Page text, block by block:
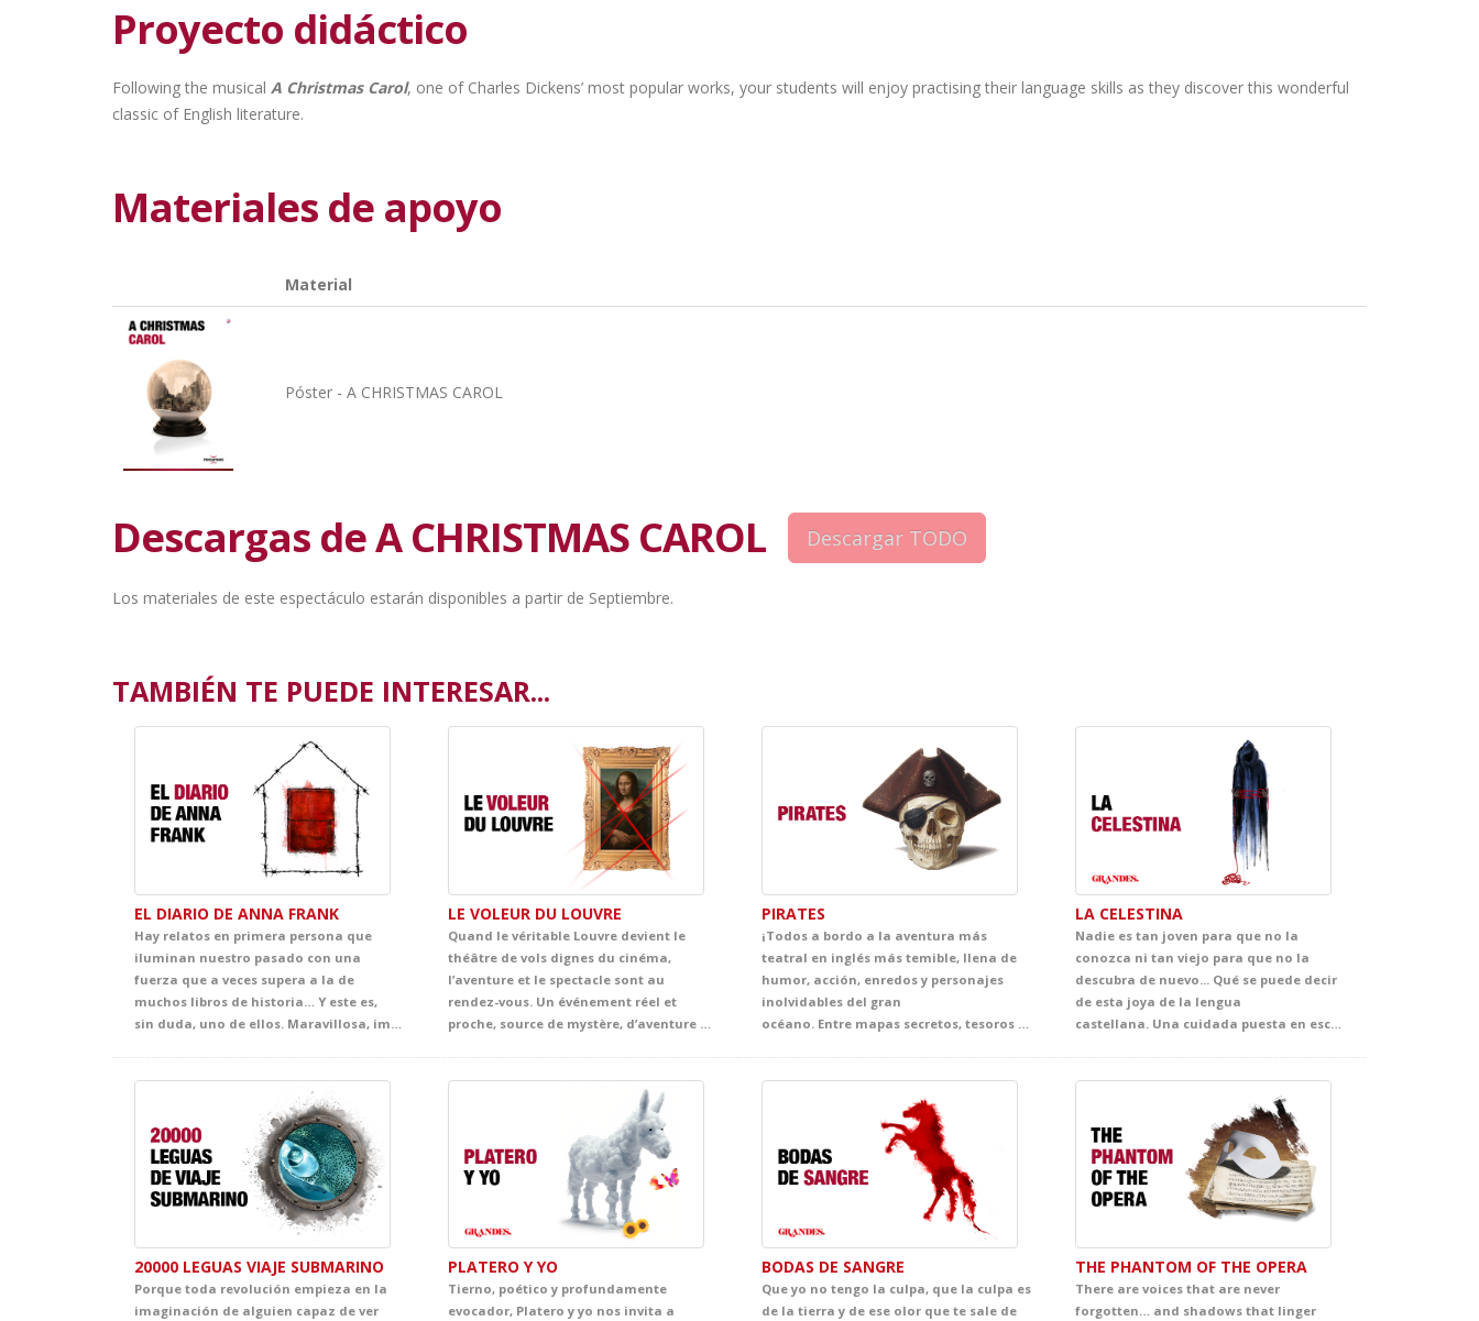
Proyecto didáctico
Following the musical A Christmas Carol, one of Charles Dickens’ most popular works, your students will enjoy practising their language skills as they discover this wonderful
classic of English literature.
Materiales de apoyo
Material
Póster - A CHRISTMAS CAROL
Descargas de A CHRISTMAS CAROL
Los materiales de este espectáculo estarán disponibles a partir de Septiembre.
TAMBIÉN TE PUEDE INTERESAR...
EL DIARIO DE ANNA FRANK
Hay relatos en primera persona que
iluminan nuestro pasado con una
fuerza que a veces supera a la de
muchos libros de historia… Y este es,
sin duda, uno de ellos. Maravillosa, impactante y cautivadora, esta adaptación transmite un poderoso mensaje de esperanza que atrapa al público desde el primer instante. Llena de ternura, emoción y sensibilidad, ofrece al alumnado una oportunidad única para adentrarse en la mirada de Anna, una joven vital, inteligente y curiosa, y acercarse, desde la experiencia teatral, a uno de los episodios más sobrecogedores de la historia contemporánea.
LE VOLEUR DU LOUVRE
Quand le véritable Louvre devient le
théâtre de vols dignes du cinéma,
l’aventure et le spectacle sont au
rendez-vous. Un événement réel et
proche, source de mystère, d’aventure et de beaucoup d’ingéniosité au cœur de ce lieu emblématique. Ce spectacle en français plonge les élèves dans une histoire palpitante d’énigmes, de poursuites, d’humour et de suspects inattendus. Entre œuvres d’art, indices cachés et rebondissements surprenants, la scène se transforme en une grande aventure policière, digne de Tintin lui-même, pleine de rythme et d’émotion.
PIRATES
¡Todos a bordo a la aventura más
teatral en inglés más temible, llena de
humor, acción, enredos y personajes
inolvidables del gran
océano. Entre mapas secretos, tesoros escondidos, capitanes extravagantes y marineros nada convencionales, el alumnado se sumergirá en un espectáculo trepidante, muy visual y cargado de situaciones divertidas. Una propuesta escénica pensada para mantener la atención de principio a fin y convertir el inglés en una auténtica aventura.
LA CELESTINA
Nadie es tan joven para que no la
conozca ni tan viejo para que no la
descubra de nuevo... Qué se puede decir
de esta joya de la lengua
castellana. Una cuidada puesta en escena al servicio de los matices de un texto que ha llegado a convertirse en un estandarte de nuestra mejor literatura. Casi quinientos años después de haber sido escrita, esta obra nos demuestra lo poco que ha cambiado la esencia de las pasiones humanas, y el precio que se puede llegar a pagar por creer dominarlas.
20000 LEGUAS VIAJE SUBMARINO
Porque toda revolución empieza en la
imaginación de alguien capaz de ver
PLATERO Y YO
Tierno, poético y profundamente
evocador, Platero y yo nos invita a
BODAS DE SANGRE
Que yo no tengo la culpa, que la culpa es
de la tierra y de ese olor que te sale de
THE PHANTOM OF THE OPERA
There are voices that are never
forgotten… and shadows that linger